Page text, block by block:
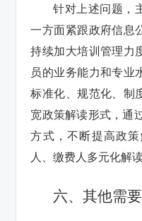
针对上述问题，
一方面紧跟政府信息
持续加大培训管理力
员的业务能力和专业
标准化、规范化、制
宽政策解读形式，通
方式，不断提高政
人、缴费人多元化解
六、其他需